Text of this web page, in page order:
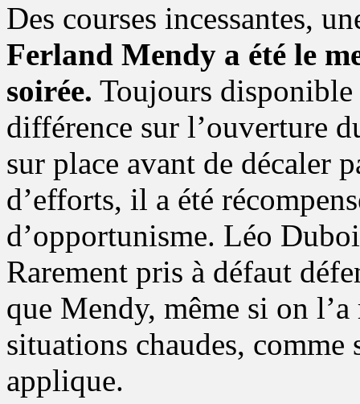
Des courses incessantes,
Ferland Mendy a été le
soirée. Toujours
différence sur l’ouverture
sur place avant de décaler
d’efforts, il a été
d’opportunisme. Léo
Rarement pris à défaut
que Mendy, même si on
situations chaudes, comme
applique.